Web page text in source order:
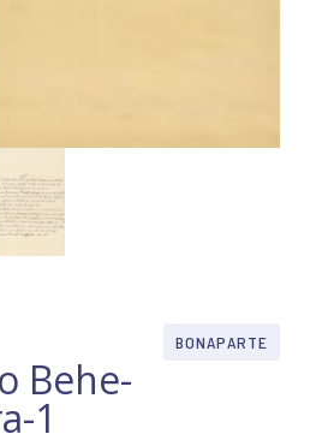
BONAPARTE
Behe-
1